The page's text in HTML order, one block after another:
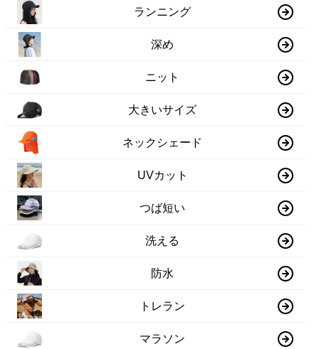
ランニング
深め
ニット
大きいサイズ
ネックシェード
UVカット
つば短い
洗える
防水
トレラン
マラソン